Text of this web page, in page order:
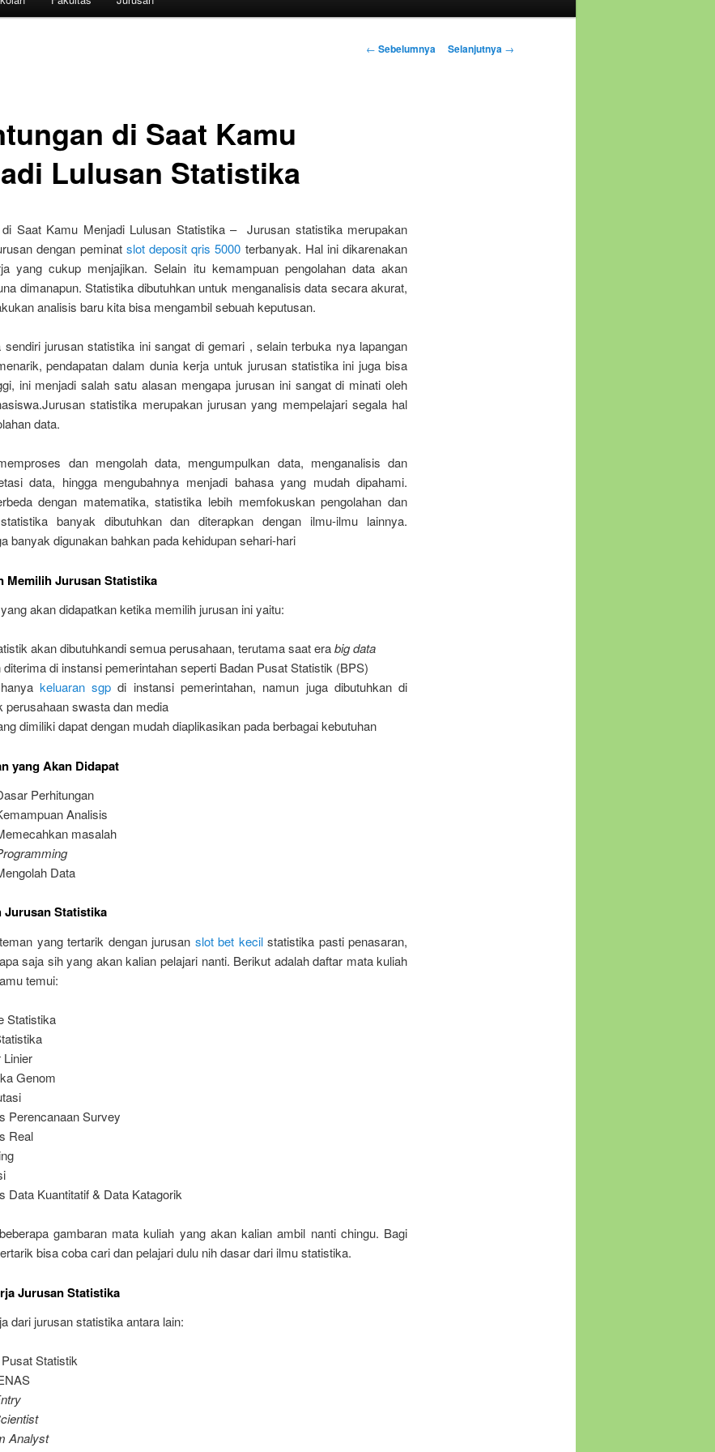
Navigasi
← Sebelumnya Selanjutnya →
di Saat Kamu
Lulusan Statistika
di Saat Kamu Menjadi Lulusan Statistika – Jurusan statistika merupakan
dengan peminat slot deposit qris 5000 terbanyak. Hal ini dikarenakan
yang cukup menjajikan. Selain itu kemampuan pengolahan data akan
dimanapun. Statistika dibutuhkan untuk menganalisis data secara akurat,
analisis baru kita bisa mengambil sebuah keputusan.
sendiri jurusan statistika ini sangat di gemari , selain terbuka nya lapangan
pendapatan dalam dunia kerja untuk jurusan statistika ini juga bisa
ini menjadi salah satu alasan mengapa jurusan ini sangat di minati oleh
statistika merupakan jurusan yang mempelajari segala hal
data.
dan mengolah data, mengumpulkan data, menganalisis dan
data, hingga mengubahnya menjadi bahasa yang mudah dipahami.
dengan matematika, statistika lebih memfokuskan pengolahan dan
banyak dibutuhkan dan diterapkan dengan ilmu-ilmu lainnya.
banyak digunakan bahkan pada kehidupan sehari-hari
Memilih Jurusan Statistika
akan didapatkan ketika memilih jurusan ini yaitu:
akan dibutuhkandi semua perusahaan, terutama saat erabig data
diterima di instansi pemerintahan seperti Badan Pusat Statistik (BPS)
keluaran sgp di instansi pemerintahan, namun juga dibutuhkan di
perusahaan swasta dan media
dimiliki dapat dengan mudah diaplikasikan pada berbagai kebutuhan
yang Akan Didapat
Perhitungan
Analisis
masalah
Data
Jurusan Statistika
yang tertarik dengan jurusan slot bet kecilstatistika pasti penasaran,
saja sih yang akan kalian pelajari nanti. Berikut adalah daftar mata kuliah
temui:
Statistika
Linier
Genom
Perencanaan Survey
Real
Data Kuantitatif & Data Katagorik
gambaran mata kuliah yang akan kalian ambil nanti chingu. Bagi
bisa coba cari dan pelajari dulu nih dasar dari ilmu statistika.
Jurusan Statistika
dari jurusan statistika antara lain:
Statistik
Analyst